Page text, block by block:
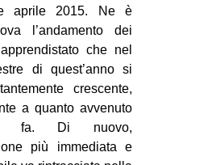
aprile 2015. Ne è
l’andamento dei
che nel
di quest’anno si
crescente,
a quanto avvenuto
fa. Di nuovo,
più immediata e